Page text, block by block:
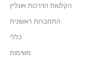
הקלטות הדרכות אונליין
התחברות ראשונית
כללי
משימות